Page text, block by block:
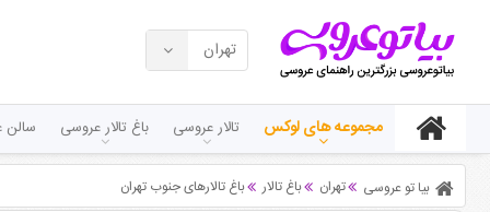
تهران
مجموعه های لوکس تالار عروسی باغ تالار عروسی
بیا تو عروسی تهران باغ تالار باغ تالارهای جنوب تهران